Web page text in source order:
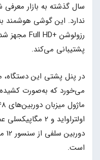
سال گذشته به بازار
پشتیبانی می‌کند.
در پنل پشتی این دستگاه،
می‌خورد که به‌صورت
اولتراواید و 2
است.